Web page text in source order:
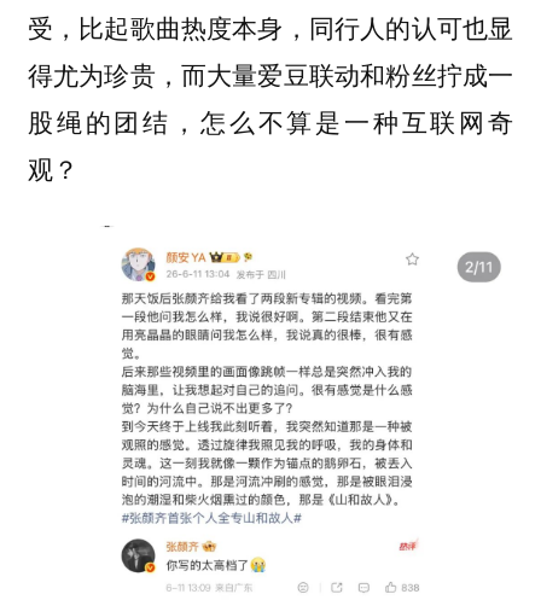
受，比起歌曲热度本身，同行人的认可也显
得尤为珍贵，而大量爱豆联动和粉丝拧成一
股绳的团结，怎么不算是一种互联网奇
观？